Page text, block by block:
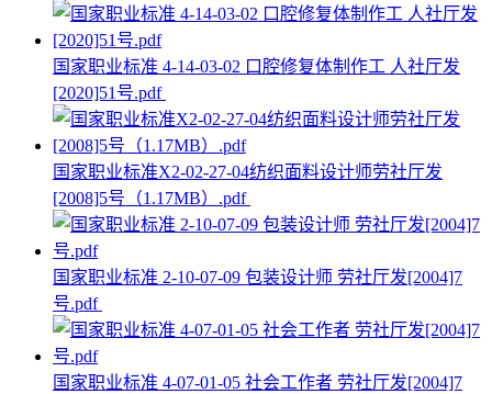
国家职业标准 4-14-03-02 口腔修复体制作工 人社厅发
[2020]51号.pdf
国家职业标准X2-02-27-04纺织面料设计师劳社厅发
[2008]5号（1.17MB）.pdf
国家职业标准 2-10-07-09 包装设计师 劳社厅发[2004]7
号.pdf
国家职业标准 4-07-01-05 社会工作者 劳社厅发[2004]7